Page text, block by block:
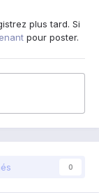
plus tard. Si
pour poster.
0